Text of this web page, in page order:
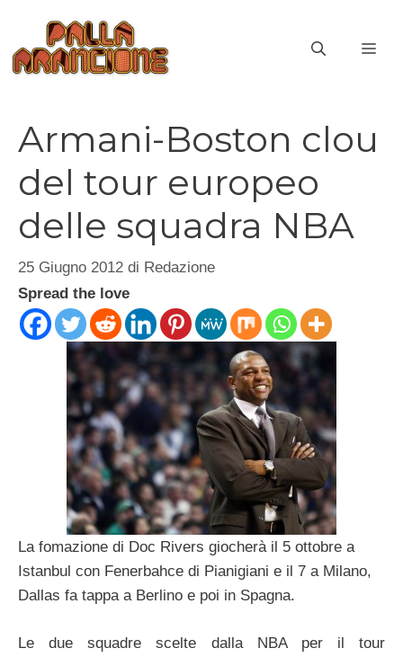
contenuto
Armani-Boston clou
del tour europeo
delle squadra NBA
25 Giugno 2012 di Redazione
Spread the love
La fomazione di Doc Rivers giocherà il 5 ottobre a
Istanbul con Fenerbahce di Pianigiani e il 7 a Milano,
Dallas fa tappa a Berlino e poi in Spagna.
Le due squadre scelte dalla NBA per il tour